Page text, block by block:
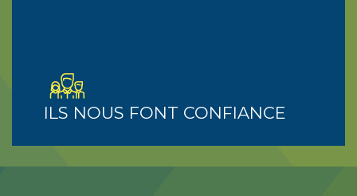
ILS NOUS FONT CONFIANCE